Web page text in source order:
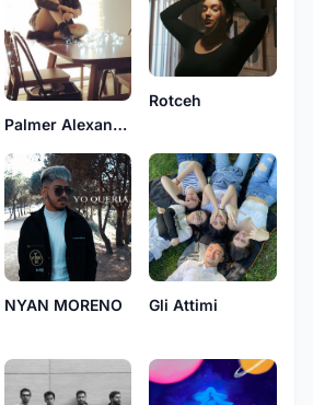
Palmer Alexander
Rotceh
NYAN MORENO Gli Attimi